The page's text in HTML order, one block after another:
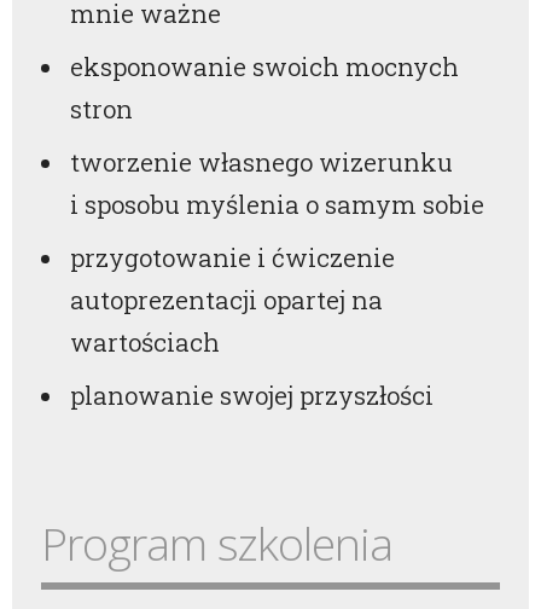
mnie ważne
eksponowanie swoich mocnych
stron
tworzenie własnego wizerunku
i sposobu myślenia o samym sobie
przygotowanie i ćwiczenie
autoprezentacji opartej na
wartościach
planowanie swojej przyszłości
Program szkolenia